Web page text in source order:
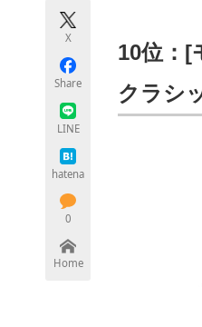
X
Share
LINE
hatena
0
Home
10位：[
クラシ